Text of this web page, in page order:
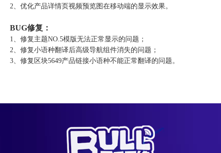
2、优化产品详情页视频预览图在移动端的显示效果。
BUG修复：
1、修复主题NO.5模版无法正常显示的问题；
2、修复小语种翻译后高级导航组件消失的问题；
3、修复区块5649产品链接小语种不能正常翻译的问题。